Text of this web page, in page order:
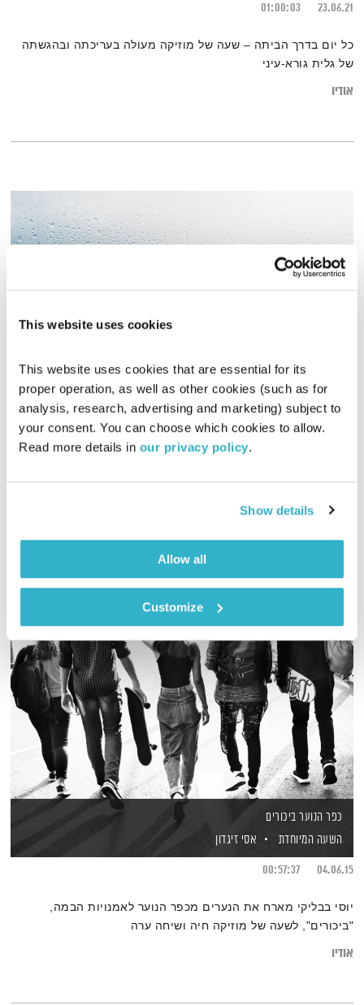
This website uses cookies
This website uses cookies that are essential for its
proper operation, as well as other cookies (such as for
analysis, research, advertising and marketing) subject to
your consent. You can choose which cookies to allow.
Read more details in our privacy policy.
Show details
Allow all
Customize
23.06.21
01:00:03
כל יום בדרך הביתה – שעה של מוזיקה מעולה בעריכתה ובהגשתה
של גלית גורא-עיני
אודיו
בני בא – 27.11.22
בני בשן
27.11.22
01:00:11
הכיפורים נקבע לעוד יומיים. ומוסיקה? פלא מתפלסף עם פלא.
ואלוהים? איתנו. ויופי. טפו עלינו
כפר הנוער ביכורים
השעה המיוחדת
אסי זיגדון
04.06.15
00:57:37
יוסי בבליקי מארח את הנערים מכפר הנוער לאמנויות הבמה,
"ביכורים", לשעה של מוזיקה חיה ושיחה ערה
אודיו